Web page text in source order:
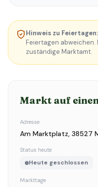
Hinweis zu Feiertagen:
Feiertagen abweichen.
zuständige Marktamt.
Markt auf
Adresse
Am Marktplatz, 38527
Status heute
Heute geschlossen
Markttage